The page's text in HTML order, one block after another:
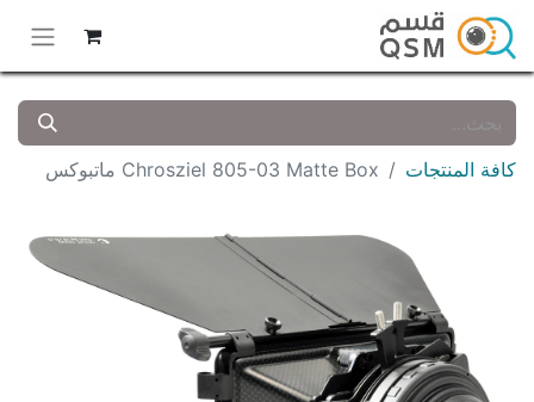
كافة المنتجات Chrosziel 805-03 Matte Box ماتبوكس